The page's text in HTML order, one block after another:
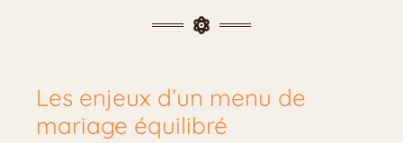
Les enjeux d’un menu de
mariage équilibré